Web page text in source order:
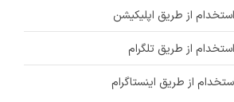
از طریق اپلیکیشن
از طریق تلگرام
از طریق اینستاگرام